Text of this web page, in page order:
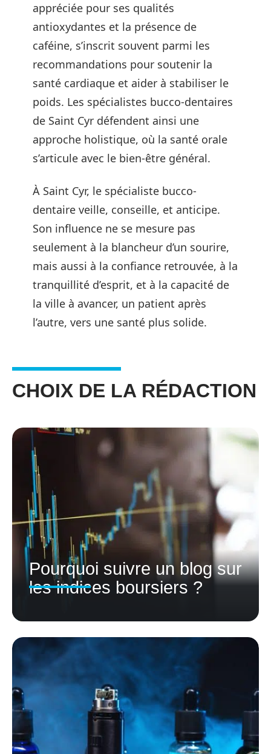
appréciée pour ses qualités
antioxydantes et la présence de
caféine, s’inscrit souvent parmi les
recommandations pour soutenir la
santé cardiaque et aider à stabiliser le
poids. Les spécialistes bucco-dentaires
de Saint Cyr défendent ainsi une
approche holistique, où la santé orale
s’articule avec le bien-être général.
À Saint Cyr, le spécialiste bucco-
dentaire veille, conseille, et anticipe.
Son influence ne se mesure pas
seulement à la blancheur d’un sourire,
mais aussi à la confiance retrouvée, à la
tranquillité d’esprit, et à la capacité de
la ville à avancer, un patient après
l’autre, vers une santé plus solide.
CHOIX DE LA RÉDACTION
Pourquoi suivre un blog sur
les indices boursiers ?